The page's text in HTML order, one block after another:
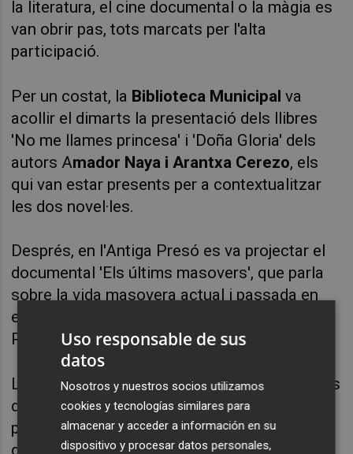
la literatura, el cine documental o la màgia es
van obrir pas, tots marcats per l'alta
participació.
Per un costat, la Biblioteca Municipal va
acollir el dimarts la presentació dels llibres
'No me llames princesa' i 'Doña Gloria' dels
autors Amador Naya i Arantxa Cerezo, els
qui van estar presents per a contextualitzar
les dos novel·les.
Després, en l'Antiga Presó es va projectar el
documental 'Els últims masovers', que parla
sobre la vida masovera actual i passada en
els pobles que envolten el massís de
Penyagolosa.
L'obra deJaume Gil i Nacho Gimeno
, naturals
d'Atzeneta del Maestrat, es va estrenar
públicament durant l'Aplec de Penyagolosa
que es va celebrar a finals de juny
Uso responsable de sus
datos
Nosotros y nuestros socios utilizamos
cookies y tecnologías similares para
almacenar y acceder a información en su
dispositivo y procesar datos personales,